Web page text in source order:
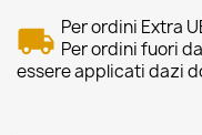
Per ordini Extra
Per ordini fuori
essere applicati dazi